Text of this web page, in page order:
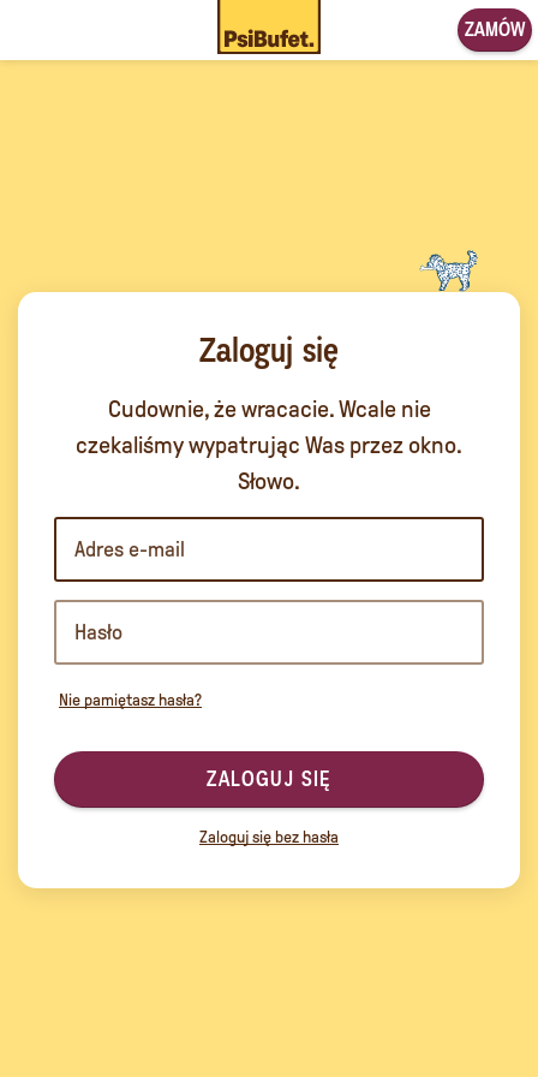
ZAMÓW
Zaloguj się
Cudownie, że wracacie. Wcale nie
czekaliśmy wypatrując Was przez okno.
Słowo.
Nie pamiętasz hasła?
ZALOGUJ SIĘ
Zaloguj się bez hasła